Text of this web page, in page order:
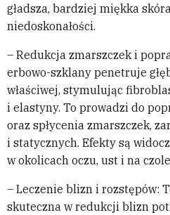
gładsza, bardziej miękka
niedoskonałości.
– Redukcja zmarszczek i
erbowo-szklany penetruje
właściwej, stymulując
i elastyny. To prowadzi do
oraz spłycenia zmarszczek,
i statycznych. Efekty są
w okolicach oczu, ust i na
– Leczenie blizn i rozstępów:
skuteczna w redukcji blizn